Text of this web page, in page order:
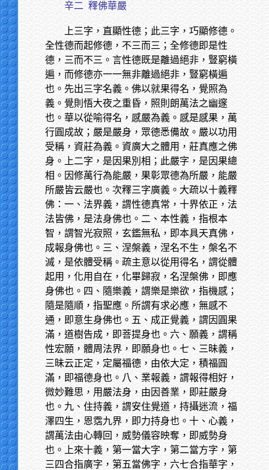
辛二 釋佛華嚴
上三字，直顯性德；此三字，巧顯修德。
全性德而起修德，不三而三；全修德即是性
德，三而不三。言性德既是離過絕非，豎窮橫
遍，而修德亦一一無非離過絕非，豎窮橫遍
也。先出三字名義。佛以就果得名，覺照為
義。覺則悟大夜之重昏，照則朗萬法之幽邃
也。華以從喻得名，感嚴為義。感是感果，萬
行圓成故；嚴是嚴身，眾德悉備故。嚴以功用
受稱，資莊為義。資廣大之體用，莊真應之佛
身。上二字，是因果別相；此嚴字，是因果總
相。因修萬行為能嚴，果彰眾德為所嚴，能嚴
所嚴皆云嚴也。次釋三字廣義。大疏以十義釋
佛：一、法界義，謂性德真常，十界依正，法
法皆佛，是法身佛也。二、本性義，指根本
智，謂智光寂照，玄鑑無私，即本具天真佛，
成報身佛也。三、涅槃義，涅名不生，槃名不
滅，是依體受稱。疏主意以從用得名，謂從體
起用，化用自在，化畢歸寂，名涅槃佛，即應
身佛也。四、隨樂義，謂樂是樂欲，指機感；
隨是隨順，指聖應。所謂有求必應，無感不
通，即意生身佛也。五、成正覺義，謂因圓果
滿，道樹告成，即菩提身也。六、願義，謂稱
性宏願，體周法界，即願身也。七、三昧義，
三昧云正定，定屬福德，由依大定，積福圓
滿，即福德身也。八、業報義，謂報得相好，
微妙難思，用嚴法身，由因善業，即莊嚴身
也。九、住持義，謂安住覺道，持攝迷流，福
澤四生，恩霑九界，即力持身也。十、心義，
謂萬法由心轉回，威勢儀容映奪，即威勢身
也。上來十義，第一當大字，第二當方字，第
三四合指廣字，第五當佛字，六七合指華字，